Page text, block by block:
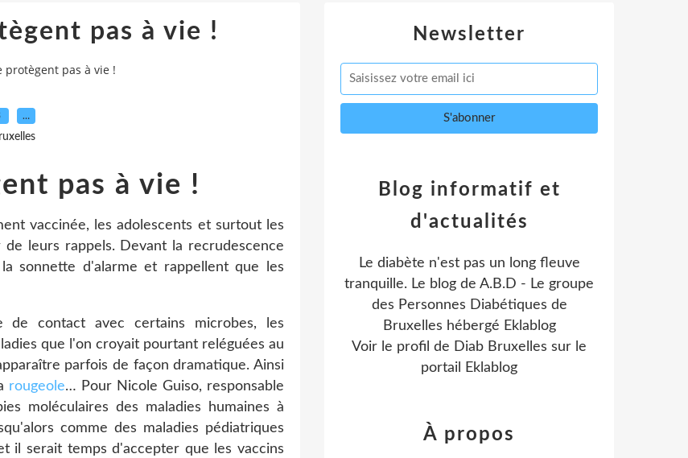
pas à vie !
protègent pas à vie !
…
pas à vie !
vaccinée, les adolescents et surtout les
leurs rappels. Devant la recrudescence
sonnette d'alarme et rappellent que les
de contact avec certains microbes, les
que l'on croyait pourtant reléguées au
parfois de façon dramatique. Ainsi
rougeole… Pour Nicole Guiso, responsable
moléculaires des maladies humaines à
comme des maladies pédiatriques
il serait temps d'accepter que les vaccins
Newsletter
Blog informatif et
d'actualités
Le diabète n'est pas un long fleuve
tranquille. Le blog de A.B.D - Le groupe
des Personnes Diabétiques de
Bruxelles hébergé Eklablog
Voir le profil de Diab Bruxelles sur le
portail Eklablog
À propos